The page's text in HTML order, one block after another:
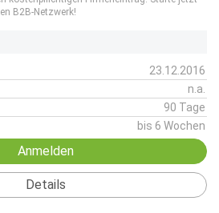
B2B-Netzwerk!
23.12.2016
n.a.
90 Tage
bis 6 Wochen
Anmelden
Details